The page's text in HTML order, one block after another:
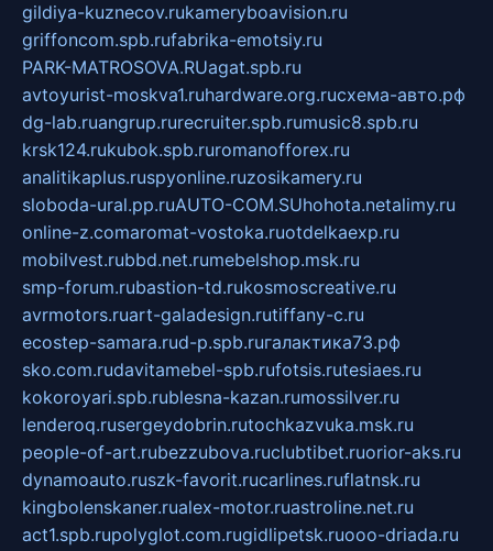
gildiya-kuznecov.rukameryboavision.ru
griffoncom.spb.rufabrika-emotsiy.ru
PARK-MATROSOVA.RUagat.spb.ru
avtoyurist-moskva1.ruhardware.org.ruсхема-авто.рф
dg-lab.ruangrup.rurecruiter.spb.rumusic8.spb.ru
krsk124.rukubok.spb.ruromanofforex.ru
analitikaplus.ruspyonline.ruzosikamery.ru
sloboda-ural.pp.ruAUTO-COM.SUhohota.netalimy.ru
online-z.comaromat-vostoka.ruotdelkaexp.ru
mobilvest.rubbd.net.rumebelshop.msk.ru
smp-forum.rubastion-td.rukosmoscreative.ru
avrmotors.ruart-galadesign.rutiffany-c.ru
ecostep-samara.rud-p.spb.ruгалактика73.рф
sko.com.rudavitamebel-spb.rufotsis.rutesiaes.ru
kokoroyari.spb.rublesna-kazan.rumossilver.ru
lenderoq.rusergeydobrin.rutochkazvuka.msk.ru
people-of-art.rubezzubova.ruclubtibet.ruorior-aks.ru
dynamoauto.ruszk-favorit.rucarlines.ruflatnsk.ru
kingbolenskaner.rualex-motor.ruastroline.net.ru
act1.spb.rupolyglot.com.rugidlipetsk.ruooo-driada.ru